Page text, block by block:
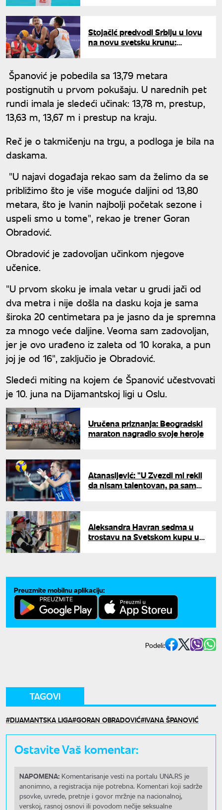
Stojačić predvodi Srbiju u lovu
na novu svetsku krunu:
Španović je pobedila sa 13,79 metara
postignutih u prvom pokušaju. U narednih pet
rundi imala je sledeći učinak: 13,78 m, prestup,
13,63 m, 13,67 m i prestup na kraju.
Reč je o takmičenju na trgu, a podloga je bila na
daskama.
"U najavi događaja rekao sam da želimo da se
približimo što je više moguće daljini od 13,80
metara, što je Ivanin najbolji početak sezone i
uspeli smo u tome", rekao je trener Goran
Obradović.
Obradović je zadovoljan učinkom njegove
učenice.
"U prvom skoku je imala vetar u grudi jači od
dva metra i nije došla na dasku koja je sama
široka 20 centimetara pa je jasno da je spremna
za mnogo veće daljine. Veoma sam zadovoljan,
jer je ovo urađeno iz zaleta od 10 koraka, a pun
joj je od 16", zaključio je Obradović.
Sledeći miting na kojem će Španović učestvovati
je 10. juna na Dijamantskoj ligi u Oslu.
Uručena priznanja: Beogradski
maraton nagradio svoje heroje
Atanasijević: "U Zvezdi mi rekli
da nisam talentovan, pa sam
Aleksandra Havran sedma u
trostavu na Svetskom kupu u
Preuzmite mobilnu aplikaciju:
Podeli:
TAGOVI
DIJAMANTSKA LIGA GORAN OBRADOVIĆ IVANA ŠPANOVIĆ
Ostavite Vaš komentar:
NAPOMENA: Komentarisanje vesti na portalu UNA.RS je
anonimno, a registracija nije potrebna. Komentari koji sadrže
psovke, uvrede, pretnje i govor mržnje na nacionalnoj,
verskoj, rasnoj osnovi ili povodom nečije seksualne